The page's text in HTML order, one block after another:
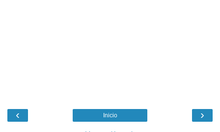
‹ ›
Inicio